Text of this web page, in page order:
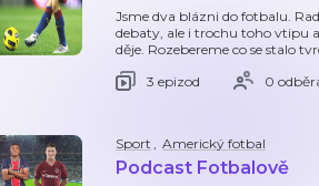
Jsme dva blázni do fotbalu.
debaty, ale i trochu toho vtipu
děje. Rozebereme co se stalo
3 epizod
0
Sport , Americký fotbal
Podcast Fotbalově